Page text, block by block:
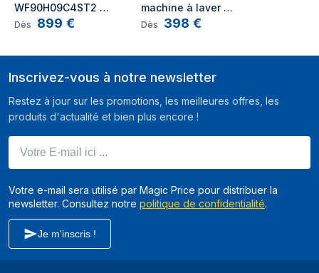
Placement de
l'appareil
Intégré
Type de
Charge avant
Couleur du produit Blanc
Écran integré Oui
Type de
Emplacement
charnière de porte
Gauche
Technologie de
WF90H09C4ST2
machine à laver
Dès 899 €
machine à laver
Charge avant 7 kg
Dès 398 €
Inscrivez-vous à notre newsletter
Restez à jour sur les promotions, les meilleures offres, les
produits d'actualité et bien plus encore !
Votre e-mail sera utilisé par Magic Price pour distribuer la
newsletter. Consultez notre politique de confidentialité.
Je m'inscris !